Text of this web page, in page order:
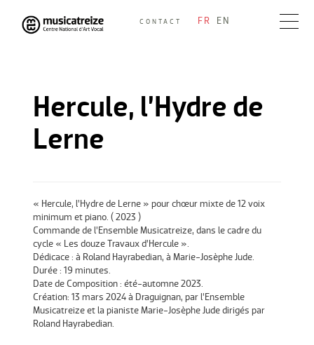
Skip
to
CONTACT FR EN
Hercule, l’Hydre de
Lerne
« Hercule, l’Hydre de Lerne » pour chœur mixte de 12 voix
minimum et piano. ( 2023 )
Commande de l’Ensemble Musicatreize, dans le cadre du
cycle « Les douze Travaux d’Hercule ».
Dédicace : à Roland Hayrabedian, à Marie-Josèphe Jude.
Durée : 19 minutes.
Date de Composition : été-automne 2023.
Création: 13 mars 2024 à Draguignan, par l’Ensemble
Musicatreize et la pianiste Marie-Josèphe Jude dirigés par
Roland Hayrabedian.